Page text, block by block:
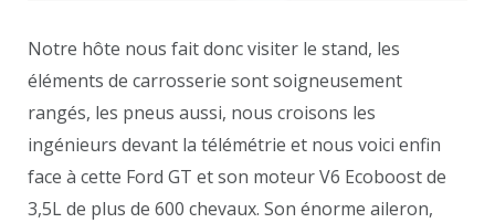
Notre hôte nous fait donc visiter le stand, les
éléments de carrosserie sont soigneusement
rangés, les pneus aussi, nous croisons les
ingénieurs devant la télémétrie et nous voici enfin
face à cette Ford GT et son moteur V6 Ecoboost de
3,5L de plus de 600 chevaux. Son énorme aileron,